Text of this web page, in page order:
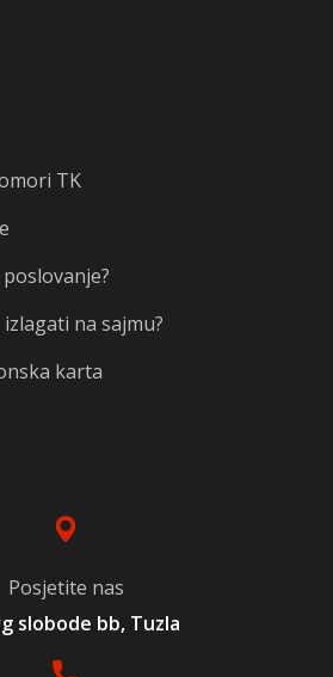
TK
na sajmu?
karta
Posjetite nas
slobode bb, Tuzla